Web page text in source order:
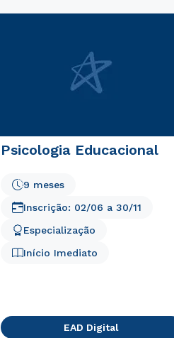
Psicologia Educacional
9 meses
Especialização
Início Imediato
Inscrição: 02/06 a 30/11
EAD Digital